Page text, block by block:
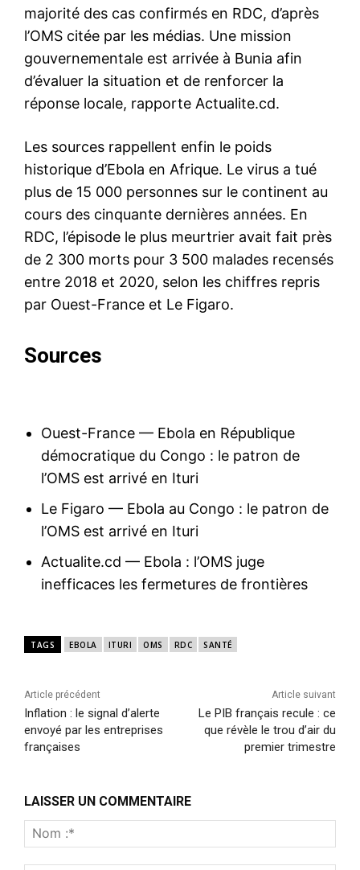
majorité des cas confirmés en RDC, d’après
l’OMS citée par les médias. Une mission
gouvernementale est arrivée à Bunia afin
d’évaluer la situation et de renforcer la
réponse locale, rapporte Actualite.cd.
Les sources rappellent enfin le poids
historique d’Ebola en Afrique. Le virus a tué
plus de 15 000 personnes sur le continent au
cours des cinquante dernières années. En
RDC, l’épisode le plus meurtrier avait fait près
de 2 300 morts pour 3 500 malades recensés
entre 2018 et 2020, selon les chiffres repris
par Ouest-France et Le Figaro.
Sources
Ouest-France — Ebola en République
démocratique du Congo : le patron de
l’OMS est arrivé en Ituri
Le Figaro — Ebola au Congo : le patron de
l’OMS est arrivé en Ituri
Actualite.cd — Ebola : l’OMS juge
inefficaces les fermetures de frontières
TAGS EBOLA ITURI OMS RDC SANTÉ
Article précédent
Inflation : le signal d’alerte
envoyé par les entreprises
françaises
Article suivant
Le PIB français recule : ce
que révèle le trou d’air du
premier trimestre
LAISSER UN COMMENTAIRE
:*